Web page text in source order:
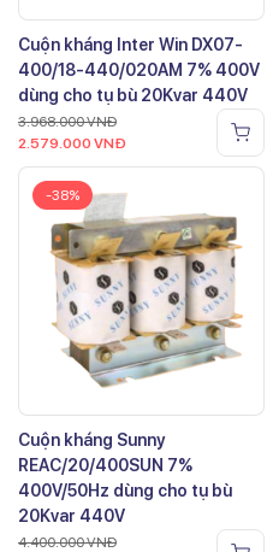
Cuộn kháng Inter Win DX07-
400/18-440/020AM 7% 400V
dùng cho tụ bù 20Kvar 440V
3.968.000VNĐ
2.579.000 VNĐ
-38%
Cuộn kháng Sunny
REAC/20/400SUN 7%
400V/50Hz dùng cho tụ bù
20Kvar 440V
4.400.000VNĐ